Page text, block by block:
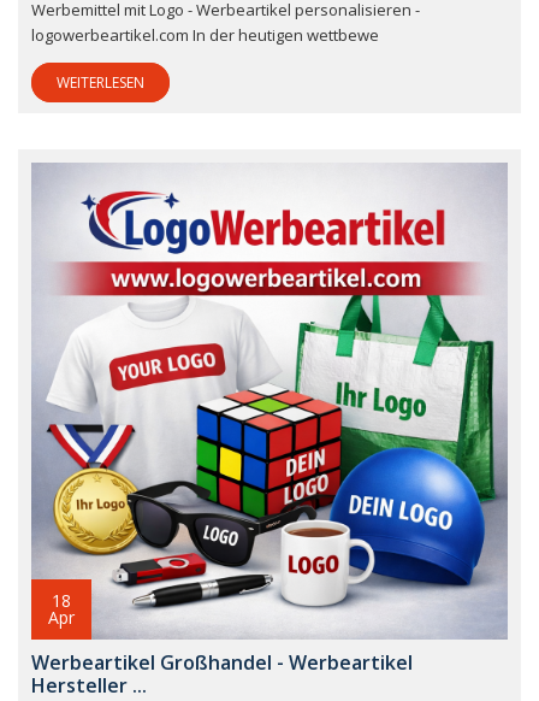
Werbemittel mit Logo - Werbeartikel personalisieren -
logowerbeartikel.com In der heutigen wettbewe
WEITERLESEN
18
Apr
Werbeartikel Großhandel - Werbeartikel
Hersteller ...